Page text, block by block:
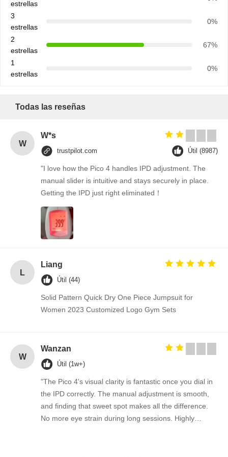
estrellas
3
estrellas
0%
2
estrellas
67%
1
estrellas
0%
Todas las reseñas
W
W*s
trustpilot.com Útil (8987)
"I love how the Pico 4 handles IPD adjustment. The
manual slider is intuitive and stays securely in place.
Getting the IPD just right eliminated！
L
Liang
Útil (44)
Solid Pattern Quick Dry One Piece Jumpsuit for
Women 2023 Customized Logo Gym Sets
W
Wanzan
Útil (1w+)
"The Pico 4's visual clarity is fantastic once you dial in
the IPD correctly. The manual adjustment is smooth,
and finding that sweet spot makes all the difference.
No more eye strain during long sessions. Highly